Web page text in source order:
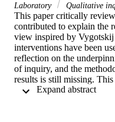
Laboratory
Qualitative
This paper critically
contributed to explain the
view inspired by
interventions have been
reflection on the
of inquiry, and the
results is still missing.
inquiry in a formative Expand abstract